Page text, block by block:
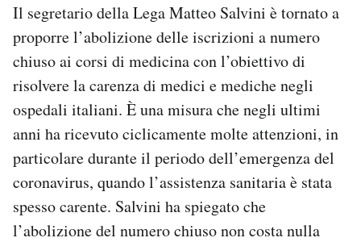
AREA PERSONALE
Newsletter
Notifiche mobile
Regala il Post
Hai bisogno di aiuto?
Esci
Il segretario della Lega Matteo Salvini è tornato a
proporre l’abolizione delle iscrizioni a numero
chiuso ai corsi di medicina con l’obiettivo di
risolvere la carenza di medici e mediche negli
ospedali italiani. È una misura che negli ultimi
anni ha ricevuto ciclicamente molte attenzioni, in
particolare durante il periodo dell’emergenza del
coronavirus, quando l’assistenza sanitaria è stata
spesso carente. Salvini ha spiegato che
l’abolizione del numero chiuso non costa nulla